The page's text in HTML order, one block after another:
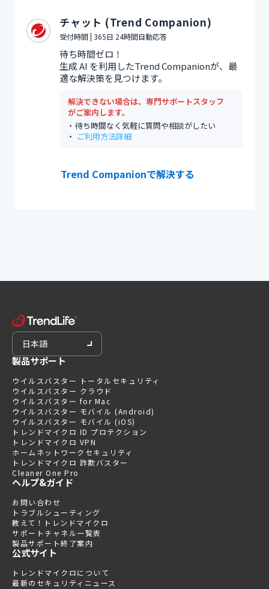
チャット (Trend Companion)
受付時間 | 365日 24時間自動応答
待ち時間ゼロ！
生成 AI を利用したTrend Companionが、最
適な解決策を見つけます。
解決できない場合は、専門サポートスタッフ
がご案内します。
待ち時間なく気軽に質問や相談がしたい
ご利用方法詳細
Trend Companionで解決する
日本語
製品サポート
ウイルスバスター トータルセキュリティ
ウイルスバスター クラウド
ウイルスバスター for Mac
ウイルスバスター モバイル (Android)
ウイルスバスター モバイル (iOS)
トレンドマイクロ ID プロテクション
トレンドマイクロ VPN
ホームネットワークセキュリティ
トレンドマイクロ 詐欺バスター
Cleaner One Pro
ヘルプ&ガイド
お問い合わせ
トラブルシューティング
教えて！トレンドマイクロ
サポートチャネル一覧表
製品サポート終了案内
公式サイト
トレンドマイクロについて
最新のセキュリティニュース